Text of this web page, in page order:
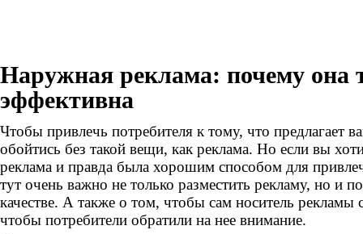
Наружная реклама: почему она
эффективна
Чтобы привлечь потребителя к тому, что предлагает
обойтись без такой вещи, как реклама. Но если вы
реклама и правда была хорошим способом для
тут очень важно не только разместить рекламу, но и
качестве. А также о том, чтобы сам носитель рекламы
чтобы потребители обратили на нее внимание.